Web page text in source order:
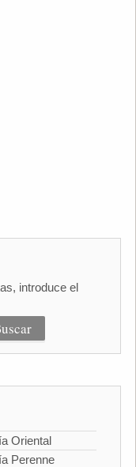
introduce el
Oriental
Perenne